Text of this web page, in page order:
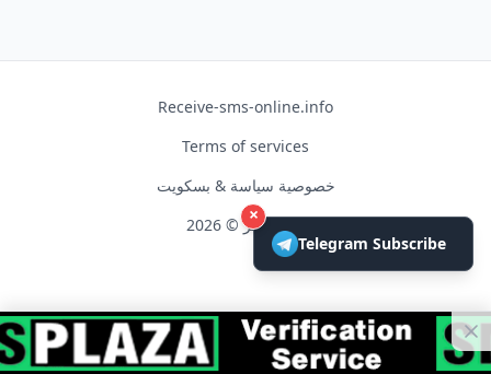
Receive-sms-online.info
Terms of services
خصوصية سياسة & بسكويت
حق النشر © 2026
×
Telegram Subscribe